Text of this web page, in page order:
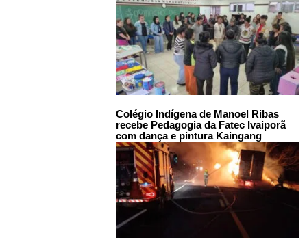
Colégio Indígena de Manoel Ribas
recebe Pedagogia da Fatec Ivaiporã
com dança e pintura Kaingang